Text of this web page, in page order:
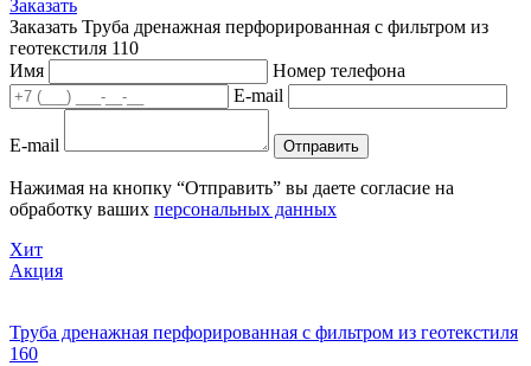
Заказать
Заказать Труба дренажная перфорированная с фильтром из
геотекстиля 110
Имя
Номер телефона
E-mail
E-mail Отправить
Нажимая на кнопку “Отправить” вы даете согласие на
обработку ваших персональных данных
Хит
Акция
Труба дренажная перфорированная с фильтром из геотекстиля
160